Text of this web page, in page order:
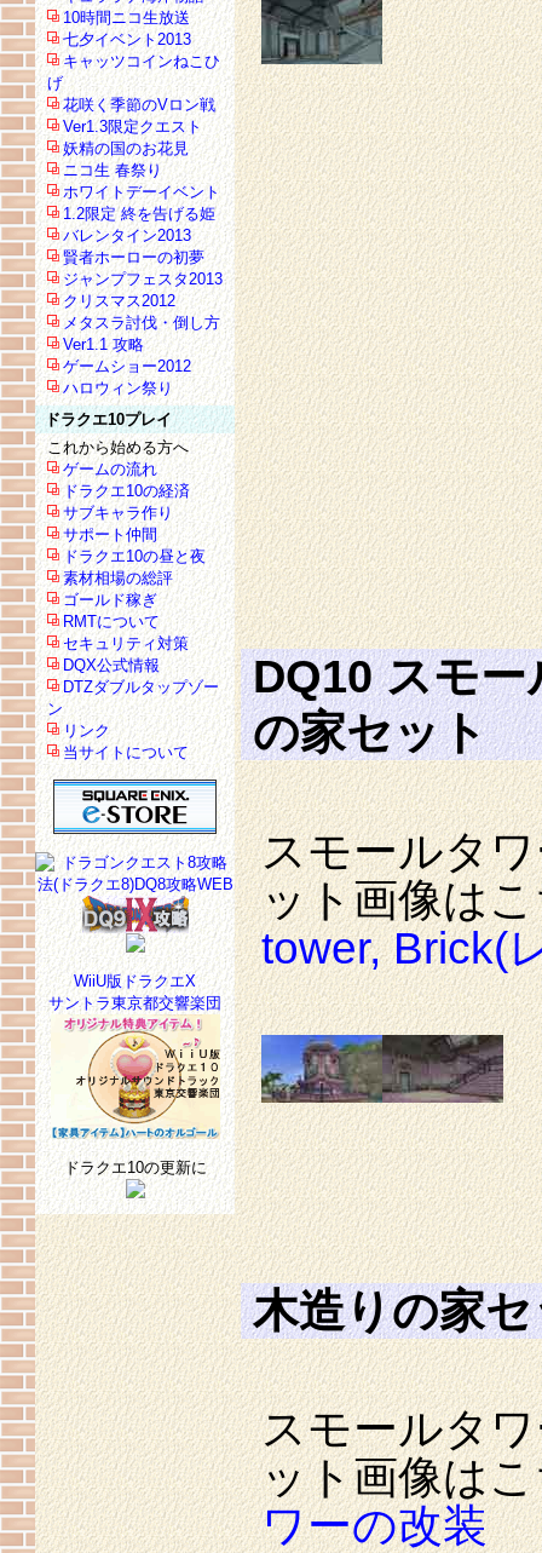
DQ10 スモ
の家セット
スモールタ
ット画像は
tower, Brick(
木造りの家
スモールタ
ット画像は
ワーの改装
10時間ニコ生放送
七夕イベント2013
キャッツコインねこひ
げ
花咲く季節のVロン戦
Ver1.3限定クエスト
妖精の国のお花見
ニコ生 春祭り
ホワイトデーイベント
1.2限定 終を告げる姫
バレンタイン2013
賢者ホーローの初夢
ジャンプフェスタ2013
クリスマス2012
メタスラ討伐・倒し方
Ver1.1 攻略
ゲームショー2012
ハロウィン祭り
ドラクエ10プレイ
これから始める方へ
ゲームの流れ
ドラクエ10の経済
サブキャラ作り
サポート仲間
ドラクエ10の昼と夜
素材相場の総評
ゴールド稼ぎ
RMTについて
セキュリティ対策
DQX公式情報
DTZダブルタップゾー
ン
リンク
当サイトについて
WiiU版ドラクエX
サントラ東京都交響楽団
ドラクエ10の更新に